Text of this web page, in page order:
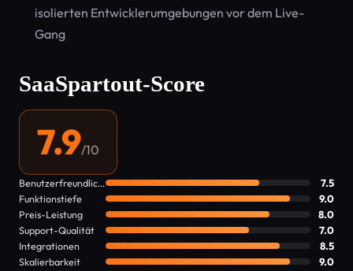
isolierten Entwicklerumgebungen vor dem Live-
Gang
SaaSpartout-Score
7.9/10
Benutzerfreundlichkeit
7.5
Funktionstiefe
9.0
Preis-Leistung
8.0
Support-Qualität
7.0
Integrationen
8.5
Skalierbarkeit
9.0